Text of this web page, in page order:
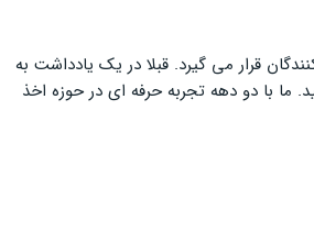
قرار می گیرد. قبلا در یک یادداشت به
ما با دو دهه تجربه حرفه ای در حوزه اخذ